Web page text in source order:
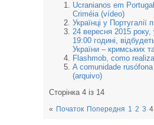
Ucranianos em
Criméia (vídeo)
Українці у
24 вересня 2015
19:00 годині,
України – кримських
Flashmob, como
A comunidade
(arquivo)
Сторінка 4 із 14
« Початок Попередня 1 2 3 4